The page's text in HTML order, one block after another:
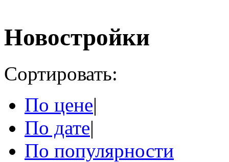
Новостройки
Сортировать:
По цене|
По дате|
По популярности